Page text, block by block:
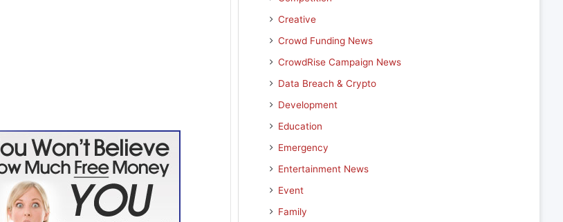
Creative
Crowd Funding News
CrowdRise Campaign News
Data Breach & Crypto
Development
Education
Emergency
Entertainment News
Event
Family